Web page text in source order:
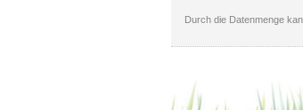
Durch die Datenmenge